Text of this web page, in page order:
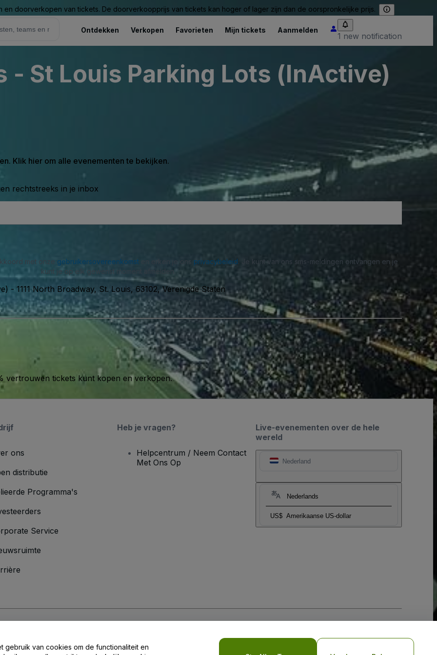
doorverkopen van tickets. De doorverkoopprijs van tickets kan hoger of lager zijn dan de oorspronkelijke prijs.
Ontdekken Verkopen Favorieten Mijn tickets Aanmelden
1 new notification
- St Louis Parking Lots (InActive)
Klik hier om alle evenementen te bekijken.
rechtstreeks in je inbox
met onze gebruikersovereenkomst en erken je ons privacybeleid
. Je kunt van ons sms-meldingen ontvangen en je
kunt je op elk gewenst moment afmelden.
- 1111 North Broadway, St. Louis, 63102, Verenigde Staten
vertrouwen tickets kunt kopen en verkopen.
Live-evenementen over de hele
wereld
Nederland
Nederlands
US$ Amerikaanse US-dollar
ons
distributie
Programma's
Service
Heb je vragen?
Helpcentrum / Neem Contact
Met Ons Op
privacybeleid voor mobiel
gebruik van cookies om de functionaliteit en